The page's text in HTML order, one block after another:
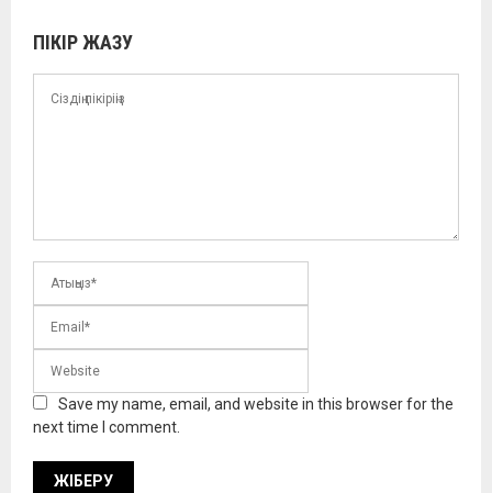
ПІКІР ЖАЗУ
Save my name, email, and website in this browser for the
next time I comment.